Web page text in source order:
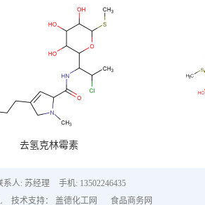
去氢克林霉素
系人: 苏经理
手机: 13502246435
技术支持： 盖德化工网 食品商务网